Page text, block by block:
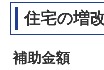
住宅の増
補助金額